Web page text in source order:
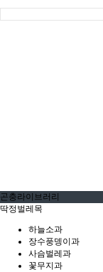
곤충라이브러리
딱정벌레목
하늘소과
장수풍뎅이과
사슴벌레과
꽃무지과